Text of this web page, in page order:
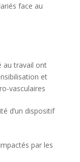
face au
au travail ont
et
vasculaires
d’un dispositif
par les